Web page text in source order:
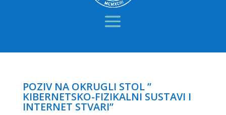
POZIV NA OKRUGLI STOL ”
KIBERNETSKO-FIZIKALNI SUSTAVI I
INTERNET STVARI”